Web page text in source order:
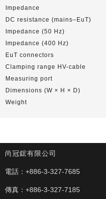
Impedance
DC resistance (mains–EuT)
Impedance (50 Hz)
Impedance (400 Hz)
EuT connectors
Clamping range HV-cable
Measuring port
Dimensions (W × H × D)
Weight
尚冠鋐有限公司
電話： +886-3-327-7685
傳真： +886-3-327-7185